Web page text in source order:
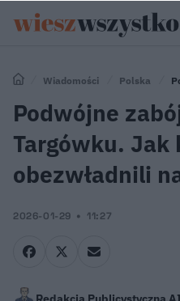
Wiadomości Polska
kontrterroryści obezwładnili
Podwójne
Targówku.
obezwładnili
2026-01-29 11:27